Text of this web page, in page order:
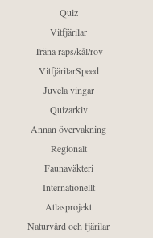
Quiz
Vitfjärilar
Träna raps/kål/rov
VitfjärilarSpeed
Juvela vingar
Quizarkiv
Annan övervakning
Regionalt
Faunaväkteri
Internationellt
Atlasprojekt
Naturvård och fjärilar